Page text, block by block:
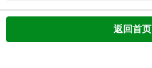
返回首页